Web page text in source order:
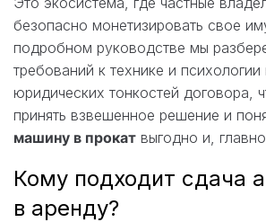
безопасно монетизировать свое
подробном руководстве мы
требований к технике и
юридических тонкостей договора,
принять взвешенное решение и
машину в прокат выгодно и,
Кому подходит сдача
в аренду?